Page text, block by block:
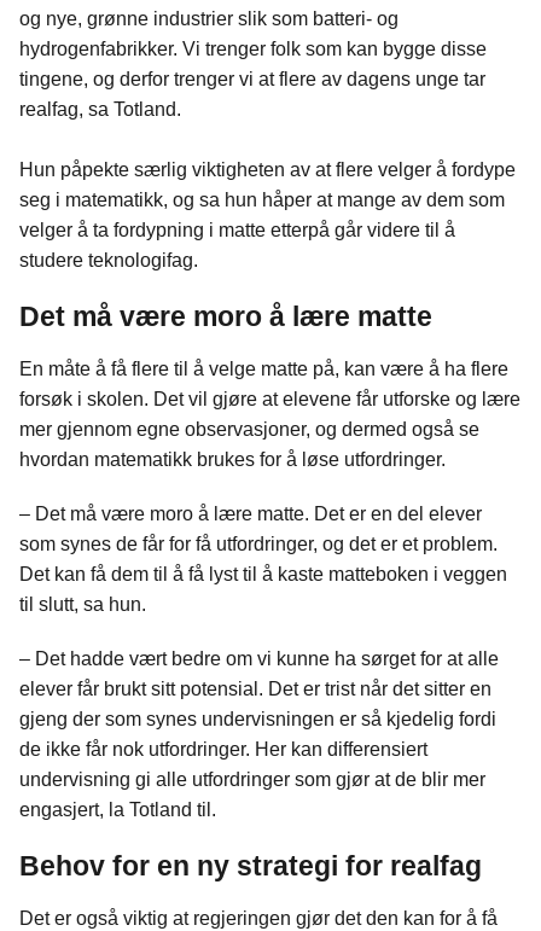
og nye, grønne industrier slik som batteri- og
hydrogenfabrikker. Vi trenger folk som kan bygge disse
tingene, og derfor trenger vi at flere av dagens unge tar
realfag, sa Totland.
Hun påpekte særlig viktigheten av at flere velger å fordype
seg i matematikk, og sa hun håper at mange av dem som
velger å ta fordypning i matte etterpå går videre til å
studere teknologifag.
Det må være moro å lære matte
En måte å få flere til å velge matte på, kan være å ha flere
forsøk i skolen. Det vil gjøre at elevene får utforske og lære
mer gjennom egne observasjoner, og dermed også se
hvordan matematikk brukes for å løse utfordringer.
– Det må være moro å lære matte. Det er en del elever
som synes de får for få utfordringer, og det er et problem.
Det kan få dem til å få lyst til å kaste matteboken i veggen
til slutt, sa hun.
– Det hadde vært bedre om vi kunne ha sørget for at alle
elever får brukt sitt potensial. Det er trist når det sitter en
gjeng der som synes undervisningen er så kjedelig fordi
de ikke får nok utfordringer. Her kan differensiert
undervisning gi alle utfordringer som gjør at de blir mer
engasjert, la Totland til.
Behov for en ny strategi for realfag
Det er også viktig at regjeringen gjør det den kan for å få